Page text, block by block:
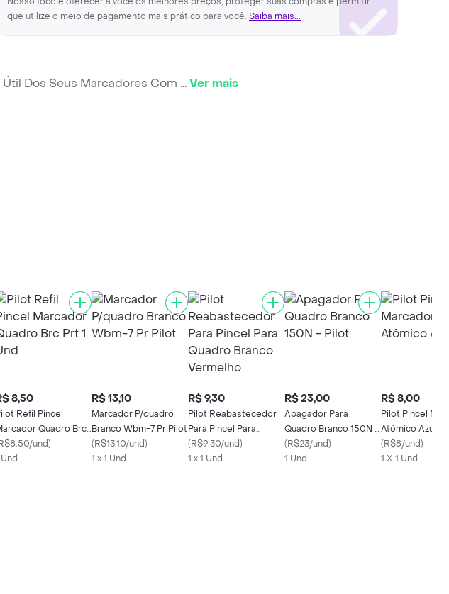
que utilize o meio de pagamento mais prático para você. Saiba mais...
Dos Seus Marcadores Com ...Ver mais
8,50
Refil Pincel
Quadro Brc
1 Undund)
R$ 13,10
Marcador P/quadro
Branco Wbm-7 Pr Pilot
(R$13.10/und)
1 x 1 Und
R$ 9,30
Pilot Reabastecedor
Para Pincel Para
Quadro Branco
Vermelho
(R$9.30/und)
1 x 1 Und
R$ 23,00
Apagador Para
Quadro Branco 150N -
Pilot
(R$23/und)
1 Und
R$ 8,00
Pilot Pincel
Atômico Azul
(R$8/und)
1 X 1 Und